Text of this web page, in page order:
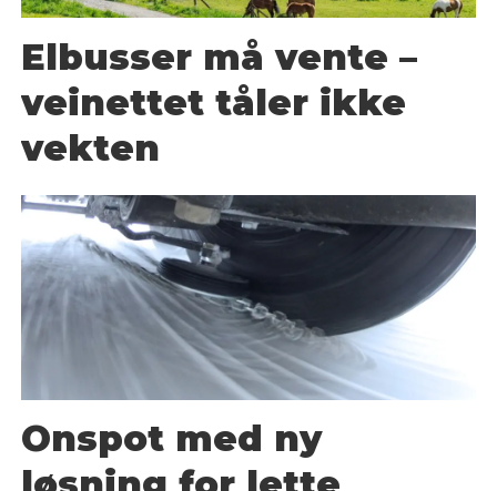
Elbusser må vente –
veinettet tåler ikke
vekten
Onspot med ny